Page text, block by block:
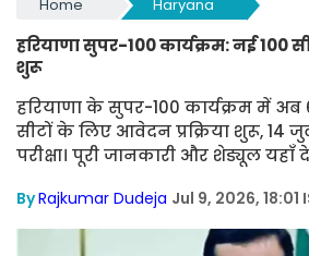
Home Haryana
हरियाणा सुपर-100 कार्यक्रम: नई 100
शुरू
हरियाणा के सुपर-100 कार्यक्रम में अब
सीटों के लिए आवेदन प्रक्रिया शुरू, 14
परीक्षा। पूरी जानकारी और शेड्यूल यहाँ
ByRajkumar Dudeja Jul 9, 2026, 18:01